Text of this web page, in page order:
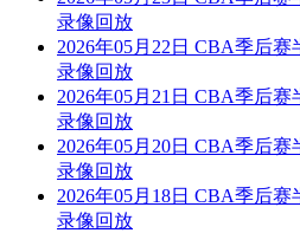
录像回放
2026年05月22日 CBA季后
录像回放
2026年05月21日 CBA季后
录像回放
2026年05月20日 CBA季后
录像回放
2026年05月18日 CBA季后
录像回放